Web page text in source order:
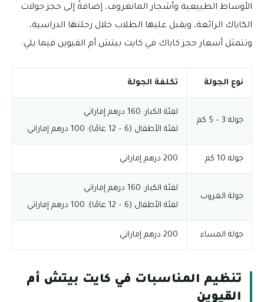
الأوساط الطبيعية وأشجار المانغروف، إضافةً إلى حجز جولات
الكاياك الرائعة، ويقبل عليها الطلاب خلال رحلتها الدراسية،
وتتمثل أسعار حجز كاياك في كايت بيتش أم القيوين فيما يلي:
نوع الجولة تكلفة الجولة
جولة 3 – 5 كم
لفئة الكبار: 160 درهم إماراتي
لفئة الأطفال (6 – 12 عامًا): 100 درهم إماراتي
جولة 10 كم 200 درهم إماراتي
جولة الغروب
لفئة الكبار: 160 درهم إماراتي
لفئة الأطفال (6 – 12 عامًا): 100 درهم إماراتي
جولة المساء 200 درهم إماراتي
تنظيم المناسبات في كايت بيتش أم
القيوين